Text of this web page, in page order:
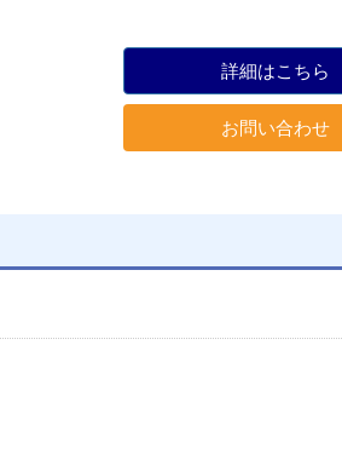
詳細はこちら
お問い合わせ